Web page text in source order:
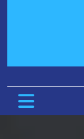
Open